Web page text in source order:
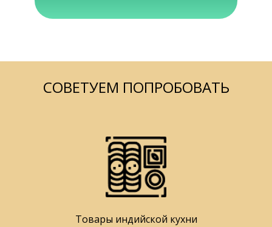
СОВЕТУЕМ ПОПРОБОВАТЬ
Товары индийской кухни